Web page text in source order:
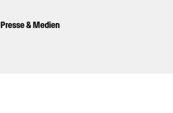
Presse & Medien